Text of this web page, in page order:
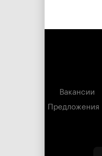
Вакансии
Предложения